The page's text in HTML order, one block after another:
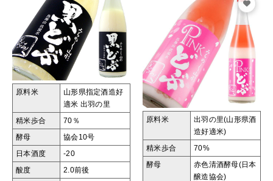
原料米
山形県指定酒造好
適米 出羽の里
精米歩合 70％
酵母 協会10号
日本酒度 -20
酸度 2.0前後
原料米
出羽の里(山形県酒
造好適米)
精米歩合 70%
酵母
赤色清酒酵母(日本
醸造協会)